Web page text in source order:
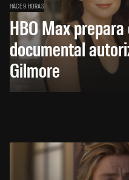
HACE 9 HORAS
HBO Max
documental
Gilmore